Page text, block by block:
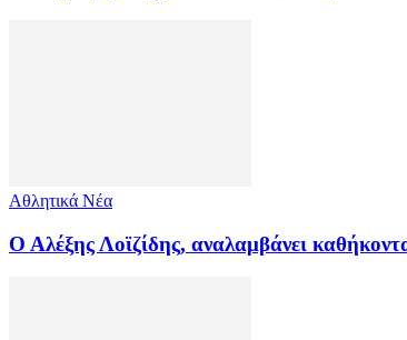
Αθλητικά Νέα
Ο Αλέξης Λοϊζίδης, αναλαμβάνει